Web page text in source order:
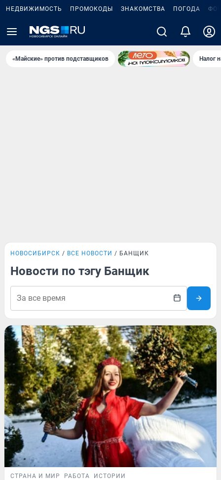
НЕДВИЖИМОСТЬ ПРОМОКОДЫ ЗНАКОМСТВА ПОГОДА
«Майские» против подставщиков Налог
НОВОСИБИРСК ВСЕ НОВОСТИ БАНЩИК
Новости по тэгу Банщик
СТРАНА И МИР РАБОТА ИСТОРИИ